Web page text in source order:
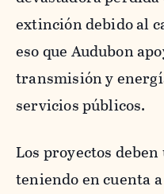
extinción debido al
eso que Audubon
transmisión y
servicios públicos.
Los proyectos
teniendo en cuenta